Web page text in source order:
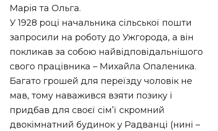
Марія та Ольга.
У 1928 році начальника сільської пошти
запросили на роботу до Ужгорода, а він
покликав за собою найвідповідальнішого
свого працівника – Михайла Опаленика.
Багато грошей для переїзду чоловік не
мав, тому наважився взяти позику і
придбав для своєї сім’ї скромний
двокімнатний будинок у Радванці (нині –